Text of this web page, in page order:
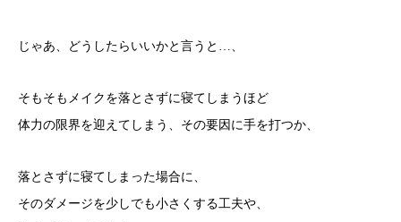
じゃあ、どうしたらいいかと言うと…、
そもそもメイクを落とさずに寝てしまうほど
体力の限界を迎えてしまう、その要因に手を打つか、
落とさずに寝てしまった場合に、
そのダメージを少しでも小さくする工夫や、